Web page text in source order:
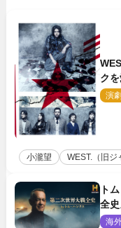
ク
ロー
演
小瀧望 WEST.（旧ジ
ト
全
収め
海